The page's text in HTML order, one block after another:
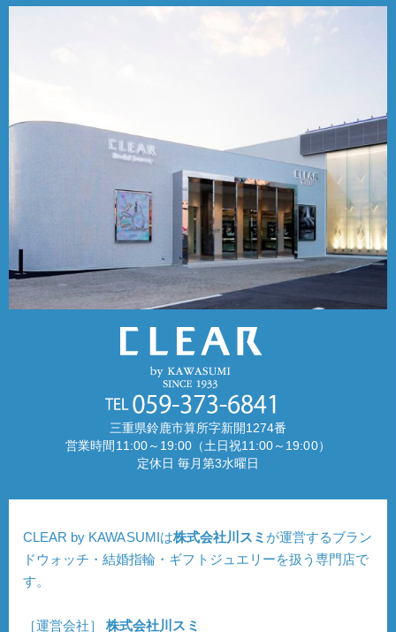
三重県鈴鹿市算所字新開1274番
営業時間11:00～19:00（土日祝11:00～19:00）
定休日 毎月第3水曜日
CLEAR by KAWASUMIは株式会社川スミ が運営するブラン
ドウォッチ・結婚指輪・ギフトジュエリーを扱う専門店で
す。
［運営会社］株式会社川スミ